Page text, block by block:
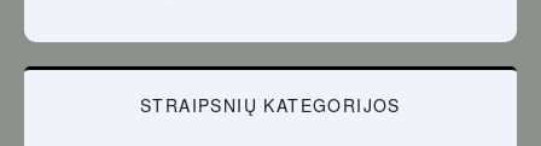
STRAIPSNIŲ KATEGORIJOS